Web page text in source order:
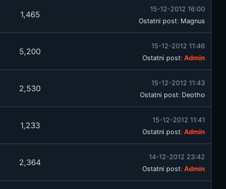
1,465
15-12-2012 16:00
Ostatni post: Magnus
5,200
15-12-2012 11:46
Ostatni post: Admin
2,530
15-12-2012 11:43
Ostatni post: Deotho
1,233
15-12-2012 11:41
Ostatni post: Admin
2,364
14-12-2012 23:42
Ostatni post: Admin